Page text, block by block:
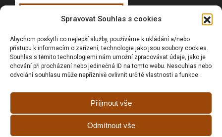
Spravovat Souhlas s cookies
Abychom poskytli co nejlepší služby, používáme k ukládání a/nebo
přístupu k informacím o zařízení, technologie jako jsou soubory cookies.
Souhlas s těmito technologiemi nám umožní zpracovávat údaje, jako je
chování při procházení nebo jedinečná ID na tomto webu. Nesouhlas nebo
odvolání souhlasu může nepříznivě ovlivnit určité vlastnosti a funkce.
Příjmout vše
Odmítnout vše
Webarchivováno
ČR
Vyhledávání